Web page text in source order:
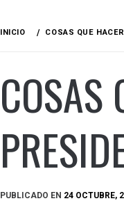
INICIO COSAS QUE
COSAS
PUBLICADO EN 24 OCTUBRE,